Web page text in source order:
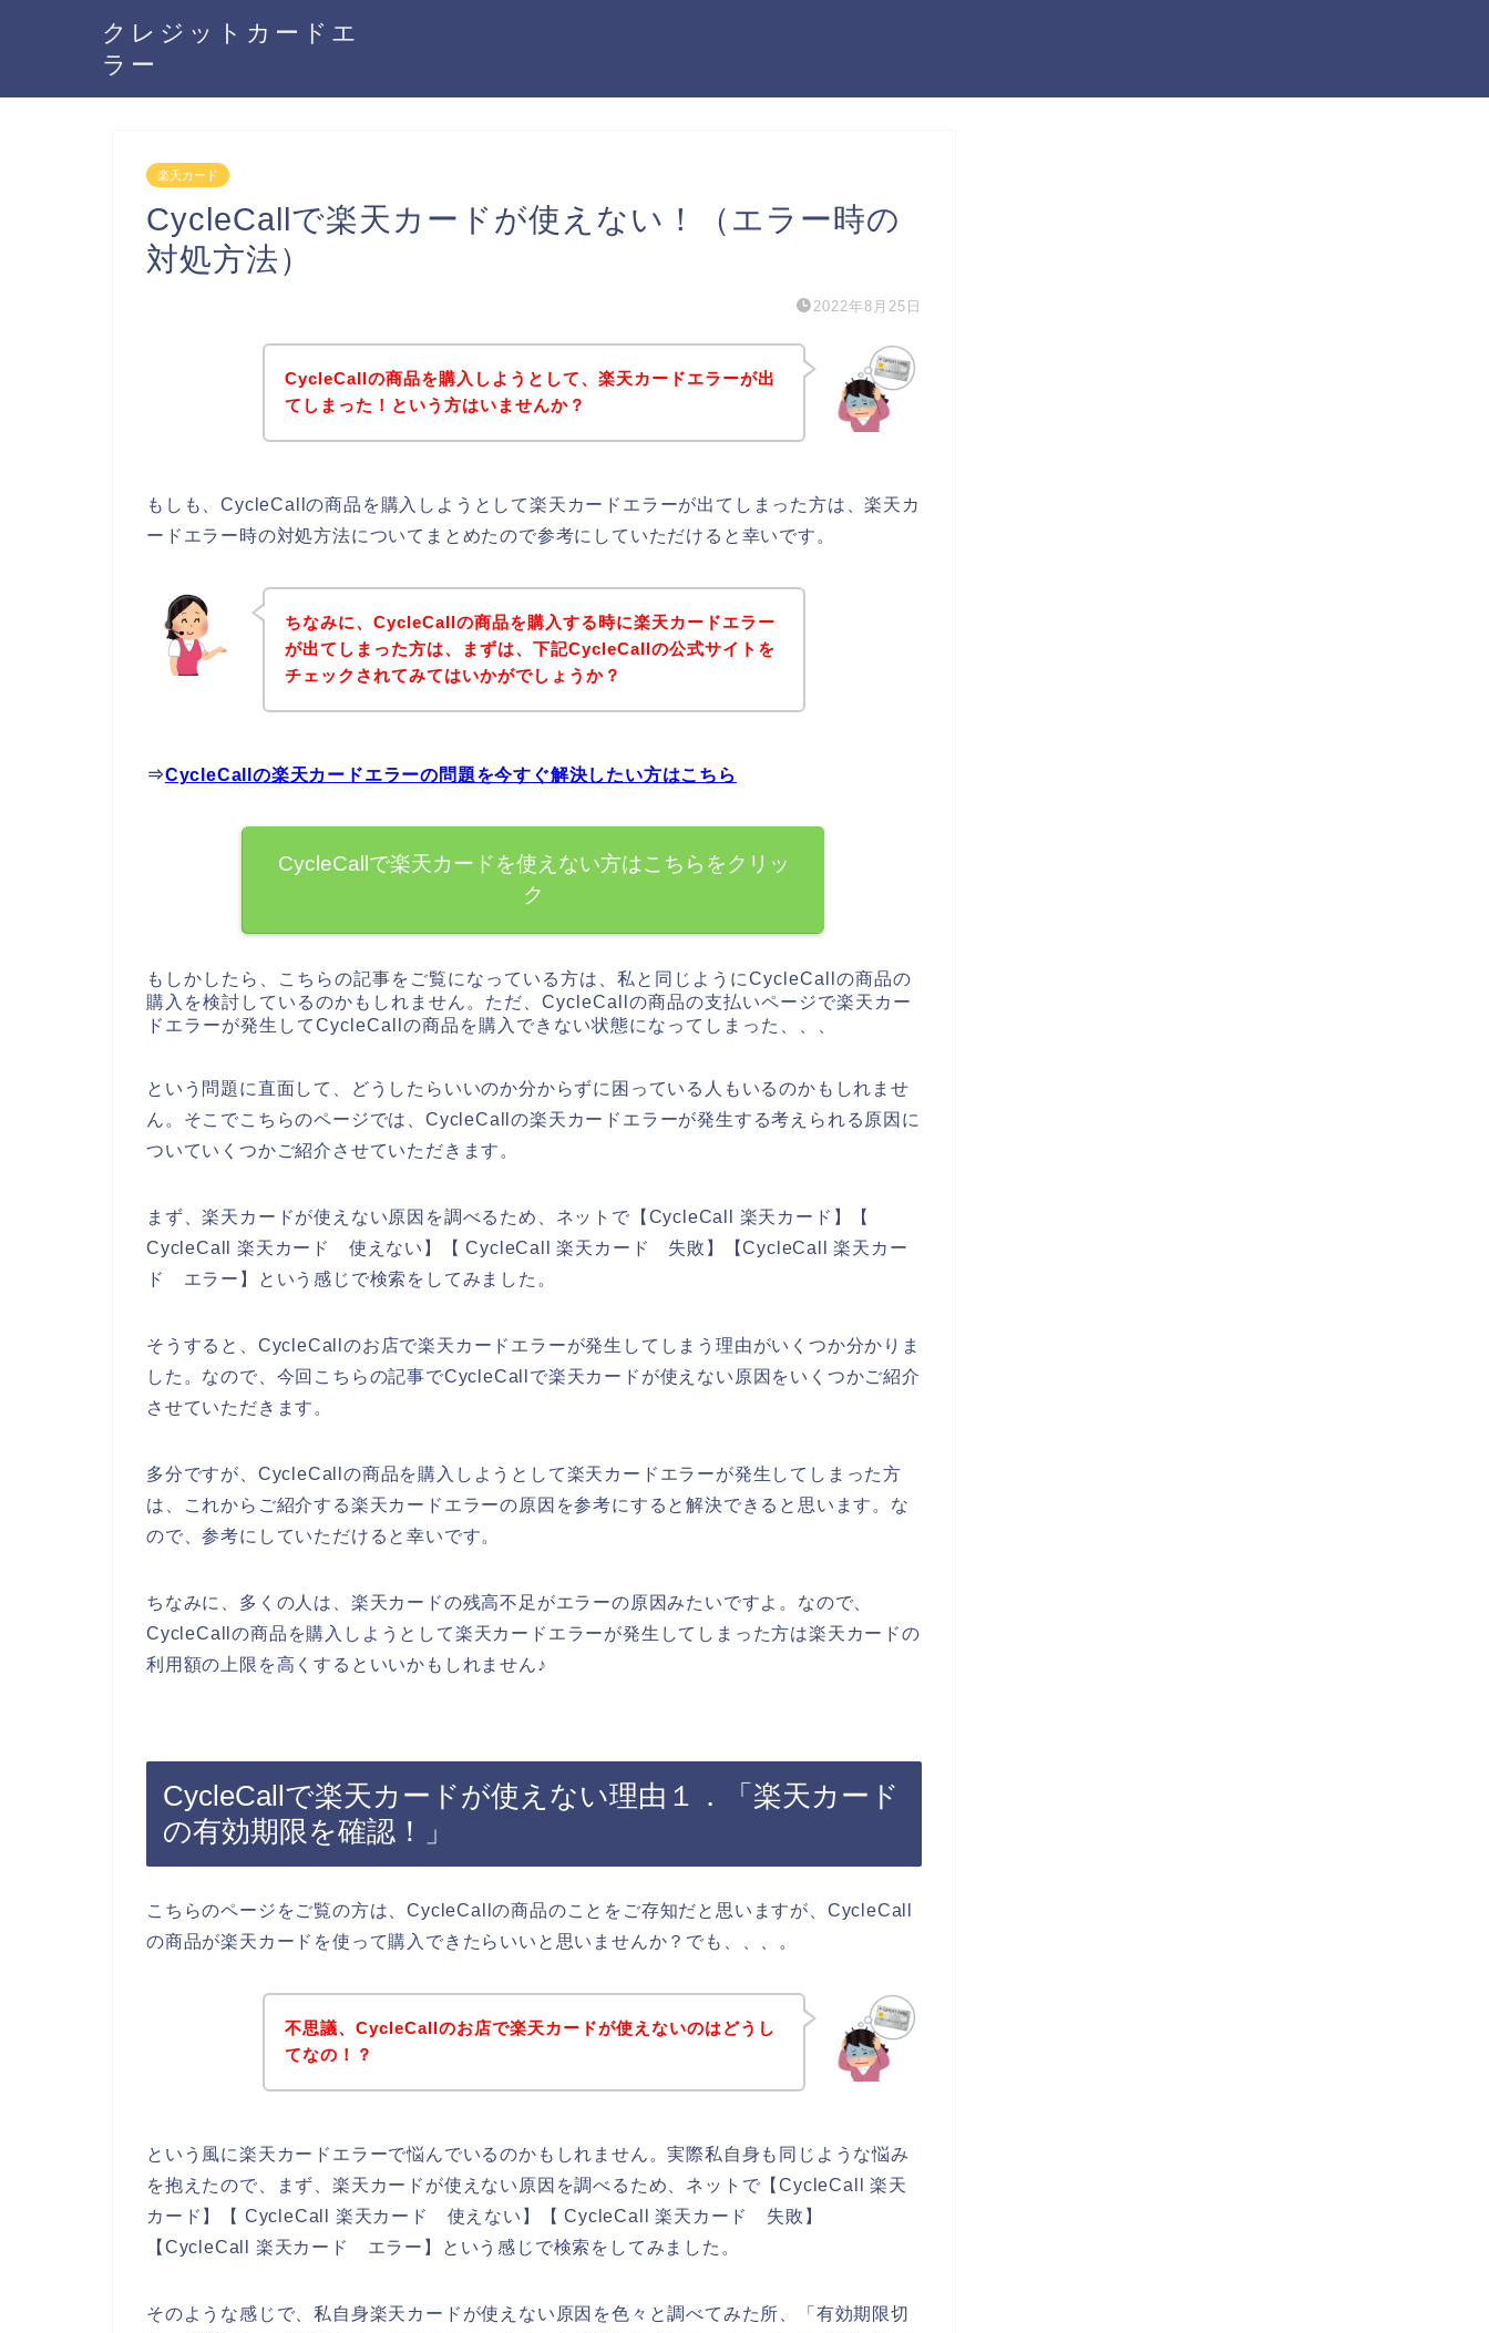
クレジットカードエ
ラー
楽天カード
CycleCallで楽天カードが使えない！（エラー時の
対処方法）
2022年8月25日
CycleCallの商品を購入しようとして、楽天カードエラーが出
てしまった！という方はいませんか？
もしも、CycleCallの商品を購入しようとして楽天カードエラーが出てしまった方は、楽天カ
ードエラー時の対処方法についてまとめたので参考にしていただけると幸いです。
ちなみに、CycleCallの商品を購入する時に楽天カードエラー
が出てしまった方は、まずは、下記CycleCallの公式サイトを
チェックされてみてはいかがでしょうか？
⇒CycleCallの楽天カードエラーの問題を今すぐ解決したい方はこちら
CycleCallで楽天カードを使えない方はこちらをクリッ
ク
もしかしたら、こちらの記事をご覧になっている方は、私と同じようにCycleCallの商品の
購入を検討しているのかもしれません。ただ、CycleCallの商品の支払いページで楽天カー
ドエラーが発生してCycleCallの商品を購入できない状態になってしまった、、、
という問題に直面して、どうしたらいいのか分からずに困っている人もいるのかもしれませ
ん。そこでこちらのページでは、CycleCallの楽天カードエラーが発生する考えられる原因に
ついていくつかご紹介させていただきます。
まず、楽天カードが使えない原因を調べるため、ネットで【CycleCall 楽天カード】【
CycleCall 楽天カード 使えない】【 CycleCall 楽天カード 失敗】【CycleCall 楽天カー
ド エラー】という感じで検索をしてみました。
そうすると、CycleCallのお店で楽天カードエラーが発生してしまう理由がいくつか分かりま
した。なので、今回こちらの記事でCycleCallで楽天カードが使えない原因をいくつかご紹介
させていただきます。
多分ですが、CycleCallの商品を購入しようとして楽天カードエラーが発生してしまった方
は、これからご紹介する楽天カードエラーの原因を参考にすると解決できると思います。な
ので、参考にしていただけると幸いです。
ちなみに、多くの人は、楽天カードの残高不足がエラーの原因みたいですよ。なので、
CycleCallの商品を購入しようとして楽天カードエラーが発生してしまった方は楽天カードの
利用額の上限を高くするといいかもしれません♪
CycleCallで楽天カードが使えない理由１．「楽天カード
の有効期限を確認！」
こちらのページをご覧の方は、CycleCallの商品のことをご存知だと思いますが、CycleCall
の商品が楽天カードを使って購入できたらいいと思いませんか？でも、、、。
不思議、CycleCallのお店で楽天カードが使えないのはどうし
てなの！？
という風に楽天カードエラーで悩んでいるのかもしれません。実際私自身も同じような悩み
を抱えたので、まず、楽天カードが使えない原因を調べるため、ネットで【CycleCall 楽天
カード】【 CycleCall 楽天カード 使えない】【 CycleCall 楽天カード 失敗】
【CycleCall 楽天カード エラー】という感じで検索をしてみました。
そのような感じで、私自身楽天カードが使えない原因を色々と調べてみた所、「有効期限切